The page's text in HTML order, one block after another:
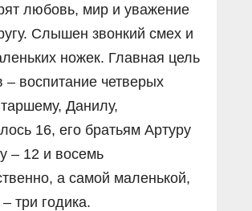
любовь, мир и уважение
Слышен звонкий смех и
ножек. Главная цель
– воспитание четверых
Данилу,
16, его братьям Артуру
– 12 и восемь
а самой маленькой,
три годика.